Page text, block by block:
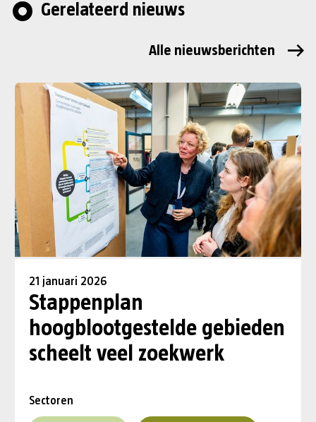
Gerelateerd nieuws
Alle nieuwsberichten
21 januari 2026
Stappenplan
hoogblootgestelde gebieden
scheelt veel zoekwerk
Sectoren